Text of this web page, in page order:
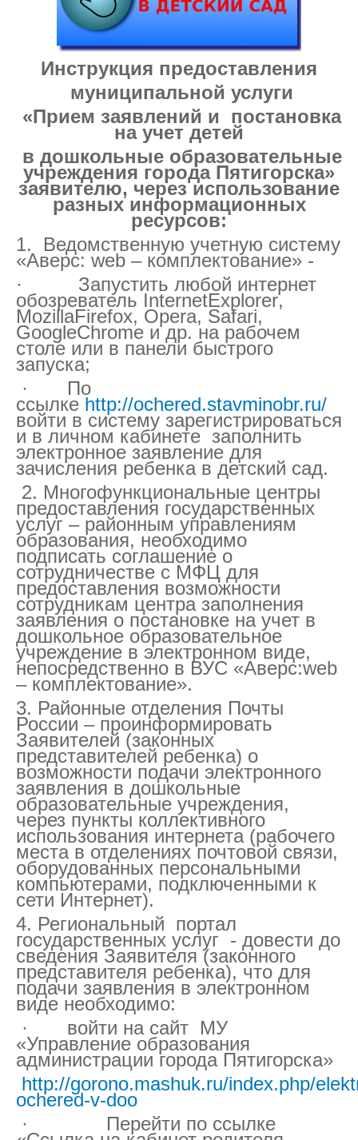
Инструкция предоставления
муниципальной услуги
«Прием заявлений и постановка
на учет детей
в дошкольные образовательные
учреждения города Пятигорска»
заявителю, через использование
разных информационных
ресурсов:
1. Ведомственную учетную систему
«Аверс: web – комплектование» -
· Запустить любой интернет
обозреватель InternetExplorer,
MozillaFirefox, Opera, Safari,
GoogleChrome и др. на рабочем
столе или в панели быстрого
запуска;
· По
ссылке http://ochered.stavminobr.ru/
войти в систему зарегистрироваться
и в личном кабинете заполнить
электронное заявление для
зачисления ребенка в детский сад.
2. Многофункциональные центры
предоставления государственных
услуг – районным управлениям
образования, необходимо
подписать соглашение о
сотрудничестве с МФЦ для
предоставления возможности
сотрудникам центра заполнения
заявления о постановке на учет в
дошкольное образовательное
учреждение в электронном виде,
непосредственно в ВУС «Аверс:web
– комплектование».
3. Районные отделения Почты
России – проинформировать
Заявителей (законных
представителей ребенка) о
возможности подачи электронного
заявления в дошкольные
образовательные учреждения,
через пункты коллективного
использования интернета (рабочего
места в отделениях почтовой связи,
оборудованных персональными
компьютерами, подключенными к
сети Интернет).
4. Региональный портал
государственных услуг - довести до
сведения Заявителя (законного
представителя ребенка), что для
подачи заявления в электронном
виде необходимо:
· войти на сайт МУ
«Управление образования
администрации города Пятигорска»
http://gorono.mashuk.ru/index.php/
ochered-v-doo
· Перейти по ссылке